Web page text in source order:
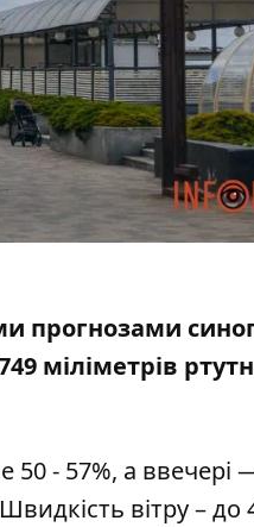
прогнозами
міліметрів
50 - 57%, а ввечері
вітру – до